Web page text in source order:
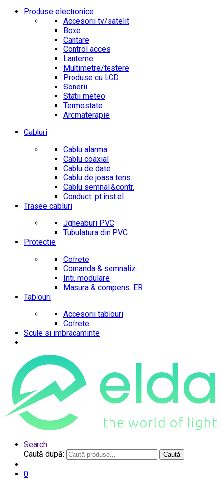
Produse electronice
Accesorii tv/satelit
Boxe
Cantare
Control acces
Lanterne
Multimetre/testere
Produse cu LCD
Sonerii
Statii meteo
Termostate
Aromaterapie
Cabluri
Cablu alarma
Cablu coaxial
Cablu de date
Cablu de joasa tens.
Cablu semnal.&contr.
Conduct. pt.inst.el.
Trasee cabluri
Jgheaburi PVC
Tubulatura din PVC
Protectie
Cofrete
Comanda & semnaliz.
Intr. modulare
Masura & compens. ER
Tablouri
Accesorii tablouri
Cofrete
Scule si imbracaminte
Search
Caută după:
Caută
0